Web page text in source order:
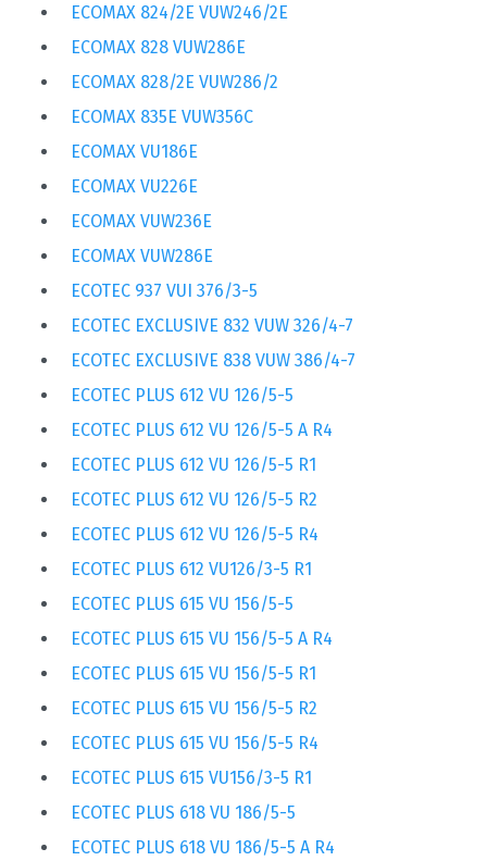
ECOMAX 824/2E VUW246/2E
ECOMAX 828 VUW286E
ECOMAX 828/2E VUW286/2
ECOMAX 835E VUW356C
ECOMAX VU186E
ECOMAX VU226E
ECOMAX VUW236E
ECOMAX VUW286E
ECOTEC 937 VUI 376/3-5
ECOTEC EXCLUSIVE 832 VUW 326/4-7
ECOTEC EXCLUSIVE 838 VUW 386/4-7
ECOTEC PLUS 612 VU 126/5-5
ECOTEC PLUS 612 VU 126/5-5 A R4
ECOTEC PLUS 612 VU 126/5-5 R1
ECOTEC PLUS 612 VU 126/5-5 R2
ECOTEC PLUS 612 VU 126/5-5 R4
ECOTEC PLUS 612 VU126/3-5 R1
ECOTEC PLUS 615 VU 156/5-5
ECOTEC PLUS 615 VU 156/5-5 A R4
ECOTEC PLUS 615 VU 156/5-5 R1
ECOTEC PLUS 615 VU 156/5-5 R2
ECOTEC PLUS 615 VU 156/5-5 R4
ECOTEC PLUS 615 VU156/3-5 R1
ECOTEC PLUS 618 VU 186/5-5
ECOTEC PLUS 618 VU 186/5-5 A R4